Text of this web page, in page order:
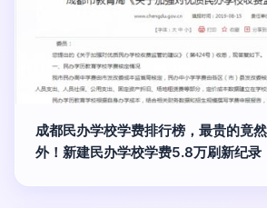
成都民办学校学费排行榜，最贵的竟
外！新建民办学校学费5.8万刷新纪录